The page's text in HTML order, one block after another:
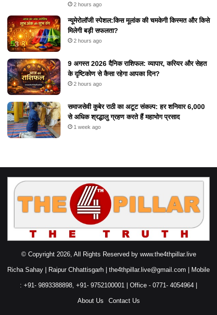
2 hours ago
न्यूमेरोलॉजी स्पेशल:किस मूलांक की चमकेगी किस्मत और किसे
मिलेगी बड़ी सफलता?
2 hours ago
9 अगस्त 2026 दैनिक राशिफल: व्यापार, करियर और सेहत
के दृष्टिकोण से कैसा रहेगा आपका दिन?
2 hours ago
समाजसेवी कुबेर राठी का अटूट संकल्प: हर शनिवार 6,000
से अधिक श्रद्धालु ग्रहण करते हैं महाभोग प्रसाद
1 week ago
© Copyright 2026, All Rights Reserved by www.the4thpillar.live
Richa Sahay | Raipur Chhattisgarh | the4thpillar.live@gmail.com | Mobile
: +91- 9893388898, +91- 9752100001 | Office - 0771- 4054964 |
About Us Contact Us